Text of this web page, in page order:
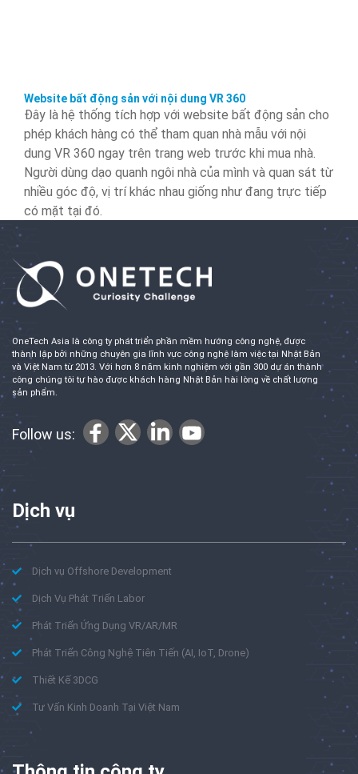
Website bất động sản với nội dung VR 360
Đây là hệ thống tích hợp với website bất động sản cho
phép khách hàng có thể tham quan nhà mẫu với nội
dung VR 360 ngay trên trang web trước khi mua nhà.
Người dùng dạo quanh ngôi nhà của mình và quan sát từ
nhiều góc độ, vị trí khác nhau giống như đang trực tiếp
có mặt tại đó.
OneTech Asia là công ty phát triển phần mềm hướng công nghệ, được
thành lập bởi những chuyên gia lĩnh vực công nghệ làm việc tại Nhật Bản
và Việt Nam từ 2013. Với hơn 8 năm kinh nghiệm với gần 300 dự án thành
công chúng tôi tự hào được khách hàng Nhật Bản hài lòng về chất lượng
sản phẩm.
Follow us:
Dịch vụ
Dịch vụ Offshore Development
Dịch Vụ Phát Triển Labor
Phát Triển Ứng Dụng VR/AR/MR
Phát Triển Công Nghệ Tiên Tiến (AI, IoT, Drone)
Thiết Kế 3DCG
Tư Vấn Kinh Doanh Tại Việt Nam